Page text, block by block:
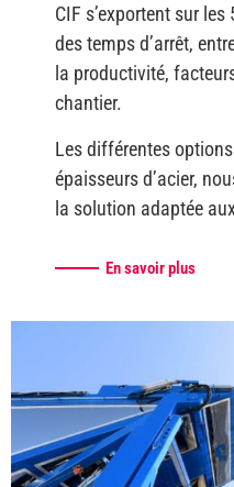
CIF s’exportent sur
des temps d’arrêt,
la productivité,
chantier.
Les différentes
épaisseurs d’acier,
la solution adaptée
En savoir plus